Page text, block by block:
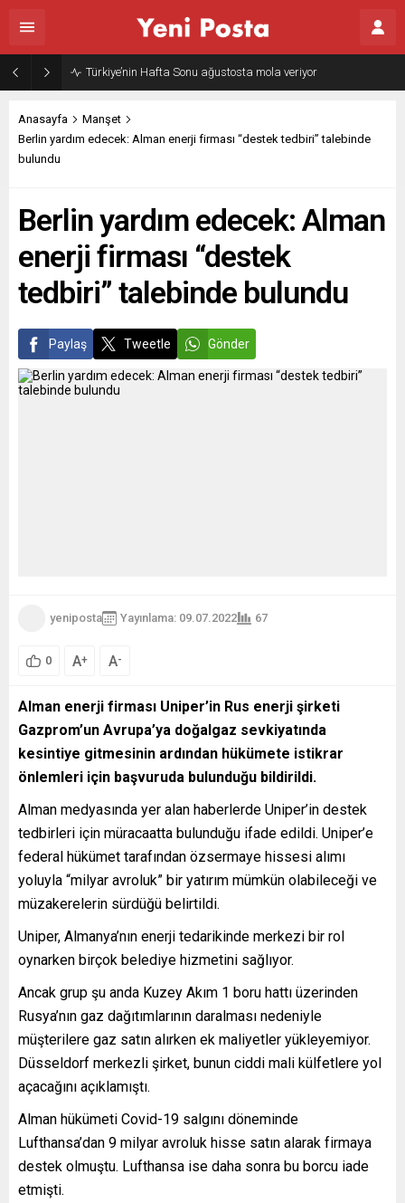
Türkiye’nin Hafta Sonu ağustosta mola veriyor
Anasayfa
Manşet
Berlin yardım edecek: Alman enerji firması “destek tedbiri” talebinde
bulundu
Berlin yardım edecek: Alman
enerji firması “destek
tedbiri” talebinde bulundu
Paylaş Tweetle Gönder
yeniposta Yayınlama: 09.07.2022 67
0 A+ A-
Alman enerji firması Uniper’in Rus enerji şirketi
Gazprom’un Avrupa’ya doğalgaz sevkiyatında
kesintiye gitmesinin ardından hükümete istikrar
önlemleri için başvuruda bulunduğu bildirildi.
Alman medyasında yer alan haberlerde Uniper’in destek
tedbirleri için müracaatta bulunduğu ifade edildi. Uniper’e
federal hükümet tarafından özsermaye hissesi alımı
yoluyla “milyar avroluk” bir yatırım mümkün olabileceği ve
müzakerelerin sürdüğü belirtildi.
Uniper, Almanya’nın enerji tedarikinde merkezi bir rol
oynarken birçok belediye hizmetini sağlıyor.
Ancak grup şu anda Kuzey Akım 1 boru hattı üzerinden
Rusya’nın gaz dağıtımlarının daralması nedeniyle
müşterilere gaz satın alırken ek maliyetler yükleyemiyor.
Düsseldorf merkezli şirket, bunun ciddi mali külfetlere yol
açacağını açıklamıştı.
Alman hükümeti Covid-19 salgını döneminde
Lufthansa’dan 9 milyar avroluk hisse satın alarak firmaya
destek olmuştu. Lufthansa ise daha sonra bu borcu iade
etmişti.